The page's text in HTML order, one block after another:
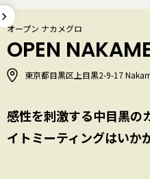
オープン ナカメグロ
OPEN
東京都目黒区上目黒2-9-17
感性を刺激する中目黒の
イトミーティングはいか